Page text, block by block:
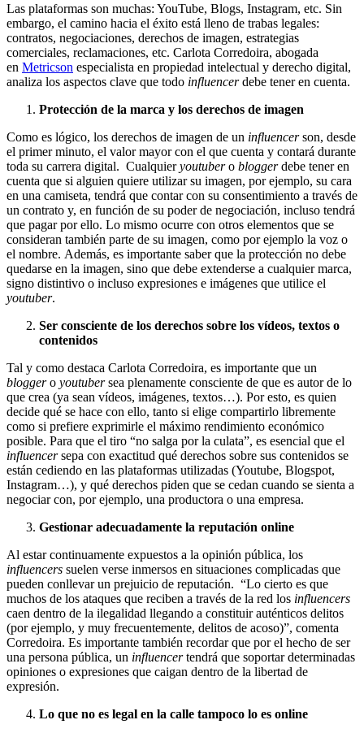
Las plataformas son muchas: YouTube, Blogs, Instagram, etc. Sin
embargo, el camino hacia el éxito está lleno de trabas legales:
contratos, negociaciones, derechos de imagen, estrategias
comerciales, reclamaciones, etc. Carlota Corredoira, abogada
en Metricson especialista en propiedad intelectual y derecho digital,
analiza los aspectos clave que todo influencerdebe tener en cuenta.
Protección de la marca y los derechos de imagen
Como es lógico, los derechos de imagen de un influencerson, desde
el primer minuto, el valor mayor con el que cuenta y contará durante
toda su carrera digital. Cualquieryoutubero bloggerdebe tener en
cuenta que si alguien quiere utilizar su imagen, por ejemplo, su cara
en una camiseta, tendrá que contar con su consentimiento a través de
un contrato y, en función de su poder de negociación, incluso tendrá
que pagar por ello. Lo mismo ocurre con otros elementos que se
consideran también parte de su imagen, como por ejemplo la voz o
el nombre. Además, es importante saber que la protección no debe
quedarse en la imagen, sino que debe extenderse a cualquier marca,
signo distintivo o incluso expresiones e imágenes que utilice el
youtuber.
Ser consciente de los derechos sobre los vídeos, textos o
contenidos
Tal y como destaca Carlota Corredoira, es importante que un
bloggero youtubersea plenamente consciente de que es autor de lo
que crea (ya sean vídeos, imágenes, textos…). Por esto, es quien
decide qué se hace con ello, tanto si elige compartirlo libremente
como si prefiere exprimirle el máximo rendimiento económico
posible. Para que el tiro “no salga por la culata”, es esencial que el
influencersepa con exactitud qué derechos sobre sus contenidos se
están cediendo en las plataformas utilizadas (Youtube, Blogspot,
Instagram…), y qué derechos piden que se cedan cuando se sienta a
negociar con, por ejemplo, una productora o una empresa.
Gestionar adecuadamente la reputación online
Al estar continuamente expuestos a la opinión pública, los
influencers suelen verse inmersos en situaciones complicadas que
pueden conllevar un prejuicio de reputación. “Lo cierto es que
muchos de los ataques que reciben a través de la red los influencers
caen dentro de la ilegalidad llegando a constituir auténticos delitos
(por ejemplo, y muy frecuentemente, delitos de acoso)”, comenta
Corredoira. Es importante también recordar que por el hecho de ser
una persona pública, un influencertendrá que soportar determinadas
opiniones o expresiones que caigan dentro de la libertad de
expresión.
Lo que no es legal en la calle tampoco lo es online